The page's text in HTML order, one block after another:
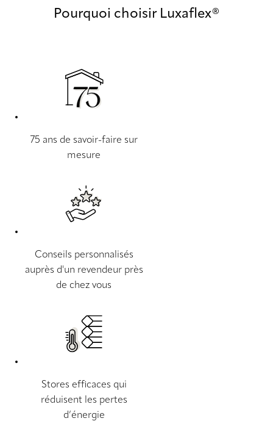
Pourquoi choisir Luxaflex®
75 ans de savoir-faire sur
mesure
Conseils personnalisés
auprès d'un revendeur près
de chez vous
Stores efficaces qui
réduisent les pertes
d’énergie